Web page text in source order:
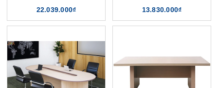
22.039.000₫ 13.830.000₫